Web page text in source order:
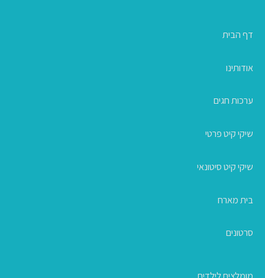
דף הבית
אודותינו
ערכות חגים
שיקי קיט פרטי
שיקי קיט סיטונאי
בית מארח
סרטונים